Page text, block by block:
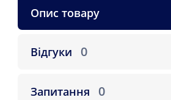
Опис товару
Відгуки 0
Запитання 0